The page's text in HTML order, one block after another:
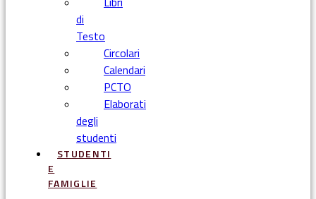
di
Testo
Circolari
Calendari
PCTO
Elaborati
degli
studenti
STUDENTI
E
FAMIGLIE